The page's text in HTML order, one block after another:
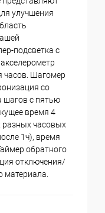
улучшения
подсветка с
часов. Шагомер
со
шагов с пятью
время 4
разных часовых
1ч), время
обратного
отключения/
материала.